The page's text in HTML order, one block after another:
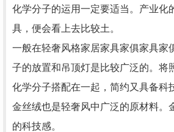
化学分子的运用一定要适当。产业化
具，便会看上去比较土。
一般在轻奢风格家居家具家俱家具家
子的放置和吊顶灯是比较广泛的。将
化学分子搭配在一起，简约又具备科
金丝绒也是轻奢风中广泛的原材料。
的科技感。